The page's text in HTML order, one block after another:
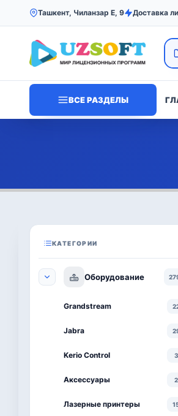
Ташкент, Чиланзар Е, 9 Доставка
ВСЕ РАЗДЕЛЫ
КАТЕГОРИИ
Оборудование
Grandstream
Jabra
Kerio Control 3
Аксессуары 2
Лазерные принтеры